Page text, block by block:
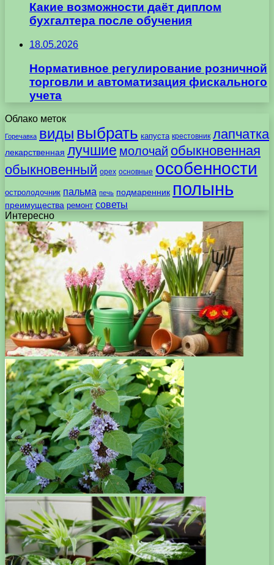
Какие возможности даёт диплом
бухгалтера после обучения
18.05.2026
Нормативное регулирование розничной
торговли и автоматизация фискального
учета
Облако меток
Горечавка виды выбрать капуста крестовник лапчатка
лекарственная лучшие молочай обыкновенная
обыкновенный орех основные особенности
остролодочник пальма печь подмаренник полынь
преимущества ремонт советы
Интересно